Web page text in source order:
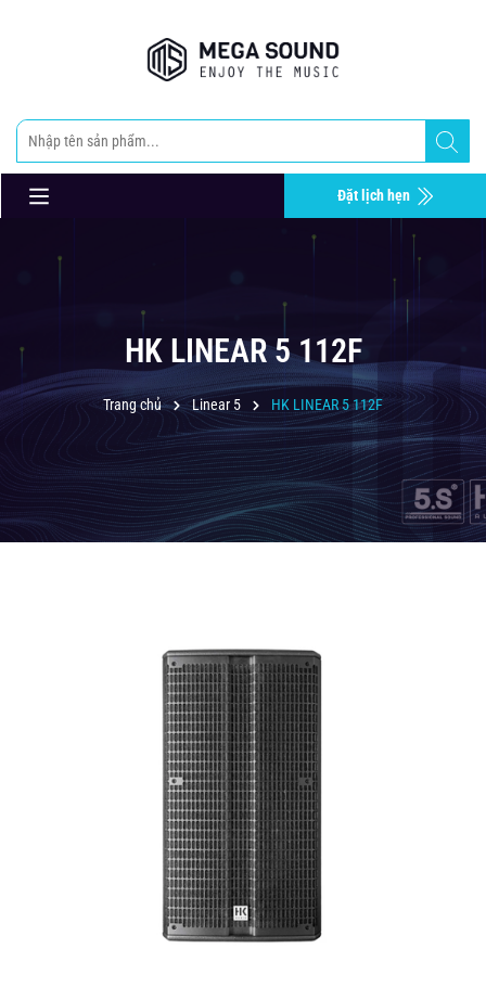
Đặt lịch hẹn
HK LINEAR 5 112F
Trang chủ Linear 5 HK LINEAR 5 112F